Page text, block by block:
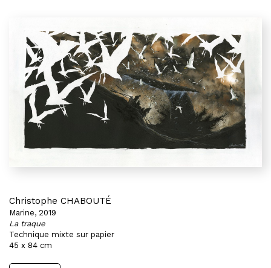
Christophe CHABOUTÉ
Marine, 2019
La traque
Technique mixte sur papier
45 x 84 cm